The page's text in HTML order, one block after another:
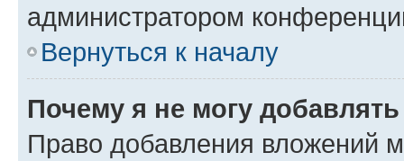
администратором
Вернуться к началу
Почему я не могу
Право добавления вложений